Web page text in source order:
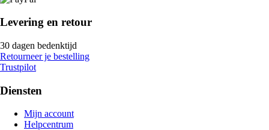
Levering en retour
30 dagen bedenktijd
Retourneer je bestelling
Trustpilot
Diensten
Mijn account
Helpcentrum